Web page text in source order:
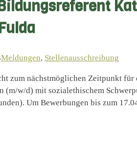
Meldungen, Stellenausschreibung
zum nächstmöglichen Zeitpunkt für
(m/w/d) mit sozialethischem
Um Bewerbungen bis zum